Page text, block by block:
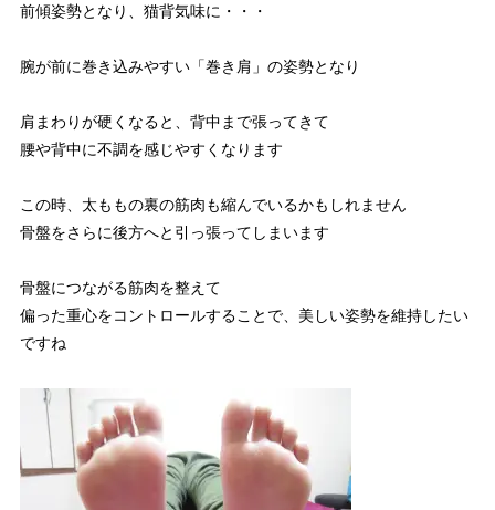
前傾姿勢となり、猫背気味に・・・
腕が前に巻き込みやすい「巻き肩」の姿勢となり
肩まわりが硬くなると、背中まで張ってきて
腰や背中に不調を感じやすくなります
この時、太ももの裏の筋肉も縮んでいるかもしれません
骨盤をさらに後方へと引っ張ってしまいます
骨盤につながる筋肉を整えて
偏った重心をコントロールすることで、美しい姿勢を維持したい
ですね